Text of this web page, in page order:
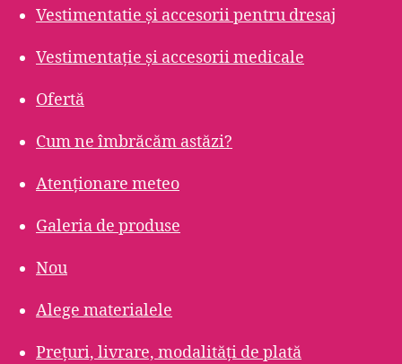
Vestimentatie și accesorii pentru dresaj
Vestimentație și accesorii medicale
Ofertă
Cum ne îmbrăcăm astăzi?
Atenționare meteo
Galeria de produse
Nou
Alege materialele
Prețuri, livrare, modalități de plată